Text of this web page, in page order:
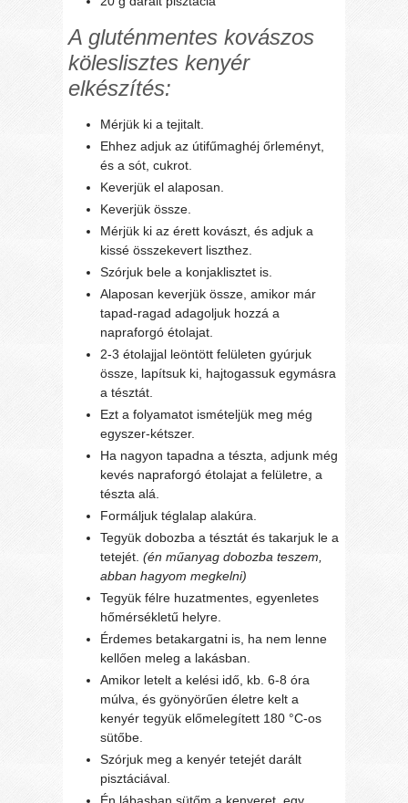
A gluténmentes kovászos
köleslisztes kenyér
elkészítés:
Mérjük ki a tejitalt.
Ehhez adjuk az útifűmaghéj őrleményt,
és a sót, cukrot.
Keverjük el alaposan.
Keverjük össze.
Mérjük ki az érett kovászt, és adjuk a
kissé összekevert liszthez.
Szórjuk bele a konjaklisztet is.
Alaposan keverjük össze, amikor már
tapad-ragad adagoljuk hozzá a
napraforgó étolajat.
2-3 étolajjal leöntött felületen gyúrjuk
össze, lapítsuk ki, hajtogassuk egymásra
a tésztát.
Ezt a folyamatot ismételjük meg még
egyszer-kétszer.
Ha nagyon tapadna a tészta, adjunk még
kevés napraforgó étolajat a felületre, a
tészta alá.
Formáljuk téglalap alakúra.
Tegyük dobozba a tésztát és takarjuk le a
tetejét.(én műanyag dobozba teszem,
abban hagyom megkelni)
Tegyük félre huzatmentes, egyenletes
hőmérsékletű helyre.
Érdemes betakargatni is, ha nem lenne
kellően meleg a lakásban.
Amikor letelt a kelési idő, kb. 6-8 óra
múlva, és gyönyörűen életre kelt a
kenyér tegyük előmelegített 180 °C-os
sütőbe.
Szórjuk meg a kenyér tetejét darált
pisztáciával.